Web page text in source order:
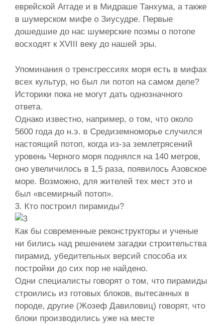
еврейской Аггаде и в Мидраше Танхума, а также
в шумерском мифе о Зиусудре. Первые
дошедшие до нас шумерские поэмы о потопе
восходят к XVIII веку до нашей эры.
Упоминания о тренсгрессиях моря есть в мифах
всех культур, но был ли потоп на самом деле?
Историки пока не могут дать однозначного
ответа.
Однако известно, например, о том, что около
5600 года до н.э. в Средиземноморье случился
настоящий потоп, когда из-за землетрясений
уровень Черного моря поднялся на 140 метров,
оно увеличилось в 1,5 раза, появилось Азовское
море. Возможно, для жителей тех мест это и
был «всемирный потоп».
3. Кто построил пирамиды?
Как бы современные реконструкторы и ученые
ни бились над решением загадки строительства
пирамид, убедительных версий способа их
постройки до сих пор не найдено.
Одни специалисты говорят о том, что пирамиды
строились из готовых блоков, вытесанных в
породе, другие (Жозеф Давиловиц) говорят, что
блоки производились уже на месте